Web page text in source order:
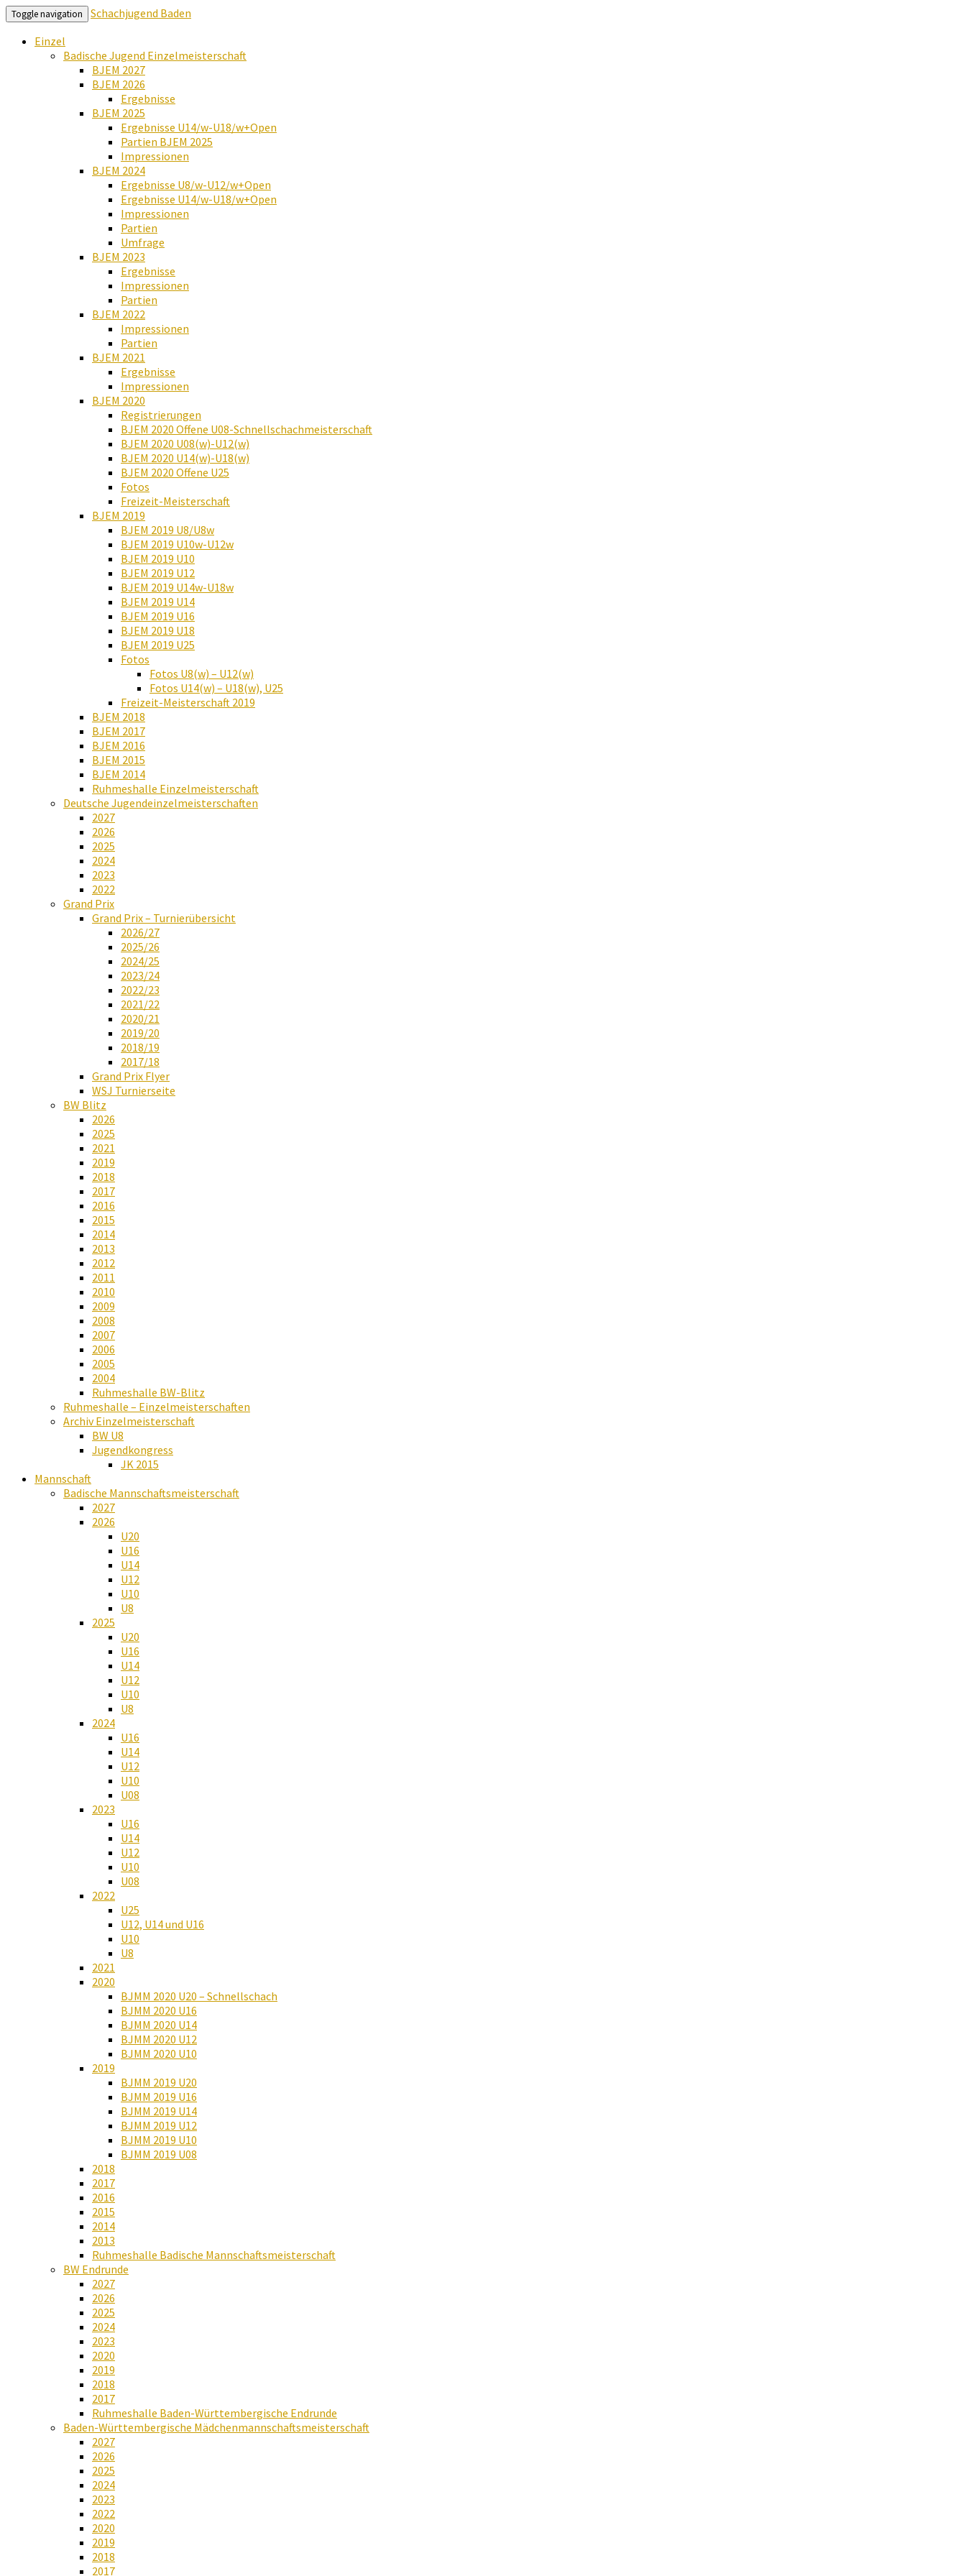
Toggle navigation
Schachjugend Baden
Einzel
Badische Jugend Einzelmeisterschaft
BJEM 2027
BJEM 2026
Ergebnisse
BJEM 2025
Ergebnisse U14/w-U18/w+Open
Partien BJEM 2025
Impressionen
BJEM 2024
Ergebnisse U8/w-U12/w+Open
Ergebnisse U14/w-U18/w+Open
Impressionen
Partien
Umfrage
BJEM 2023
Ergebnisse
Impressionen
Partien
BJEM 2022
Impressionen
Partien
BJEM 2021
Ergebnisse
Impressionen
BJEM 2020
Registrierungen
BJEM 2020 Offene U08-Schnellschachmeisterschaft
BJEM 2020 U08(w)-U12(w)
BJEM 2020 U14(w)-U18(w)
BJEM 2020 Offene U25
Fotos
Freizeit-Meisterschaft
BJEM 2019
BJEM 2019 U8/U8w
BJEM 2019 U10w-U12w
BJEM 2019 U10
BJEM 2019 U12
BJEM 2019 U14w-U18w
BJEM 2019 U14
BJEM 2019 U16
BJEM 2019 U18
BJEM 2019 U25
Fotos
Fotos U8(w) – U12(w)
Fotos U14(w) – U18(w), U25
Freizeit-Meisterschaft 2019
BJEM 2018
BJEM 2017
BJEM 2016
BJEM 2015
BJEM 2014
Ruhmeshalle Einzelmeisterschaft
Deutsche Jugendeinzelmeisterschaften
2027
2026
2025
2024
2023
2022
Grand Prix
Grand Prix – Turnierübersicht
2026/27
2025/26
2024/25
2023/24
2022/23
2021/22
2020/21
2019/20
2018/19
2017/18
Grand Prix Flyer
WSJ Turnierseite
BW Blitz
2026
2025
2021
2019
2018
2017
2016
2015
2014
2013
2012
2011
2010
2009
2008
2007
2006
2005
2004
Ruhmeshalle BW-Blitz
Ruhmeshalle – Einzelmeisterschaften
Archiv Einzelmeisterschaft
BW U8
Jugendkongress
JK 2015
Mannschaft
Badische Mannschaftsmeisterschaft
2027
2026
U20
U16
U14
U12
U10
U8
2025
U20
U16
U14
U12
U10
U8
2024
U16
U14
U12
U10
U08
2023
U16
U14
U12
U10
U08
2022
U25
U12, U14 und U16
U10
U8
2021
2020
BJMM 2020 U20 – Schnellschach
BJMM 2020 U16
BJMM 2020 U14
BJMM 2020 U12
BJMM 2020 U10
2019
BJMM 2019 U20
BJMM 2019 U16
BJMM 2019 U14
BJMM 2019 U12
BJMM 2019 U10
BJMM 2019 U08
2018
2017
2016
2015
2014
2013
Ruhmeshalle Badische Mannschaftsmeisterschaft
BW Endrunde
2027
2026
2025
2024
2023
2020
2019
2018
2017
Ruhmeshalle Baden-Württembergische Endrunde
Baden-Württembergische Mädchenmannschaftsmeisterschaft
2027
2026
2025
2024
2023
2022
2020
2019
2018
2017